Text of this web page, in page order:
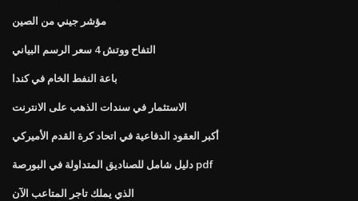
مؤشر جيني من الصين
التفاح ووتش 4 سعر الرسم البياني
باعة النفط الخام في كندا
الاستثمار في سندات الذهب على الانترنت
أكبر العقود الدفاعية في اتحاد كرة القدم الأميركي
دليل شامل للصناديق المتداولة في البورصة pdf
الذي يملك تاجر المتاعب الآن